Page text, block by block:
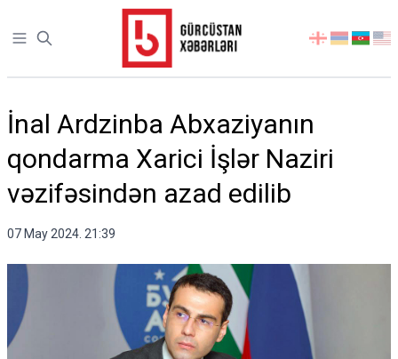
Open sidebar
აირჩიეთ
İnal Ardzinba Abxaziyanın
qondarma Xarici İşlər Naziri
vəzifəsindən azad edilib
07 May 2024. 21:39